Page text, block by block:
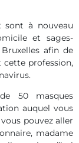
sont à nouveau
et sages-
afin de
cette profession,
50 masques
auquel vous
pouvez aller
madame